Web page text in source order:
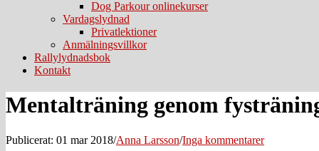
Dog Parkour onlinekurser
Vardagslydnad
Privatlektioner
Anmälningsvillkor
Rallylydnadsbok
Kontakt
Mentalträning genom
Publicerat: 01 mar 2018/Anna Larsson/Inga kommentarer